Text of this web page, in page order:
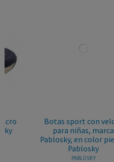
Botas sport con velcro
para niñas, marca
Pablosky, en color piedra.
Pablosky
PABLOSKY